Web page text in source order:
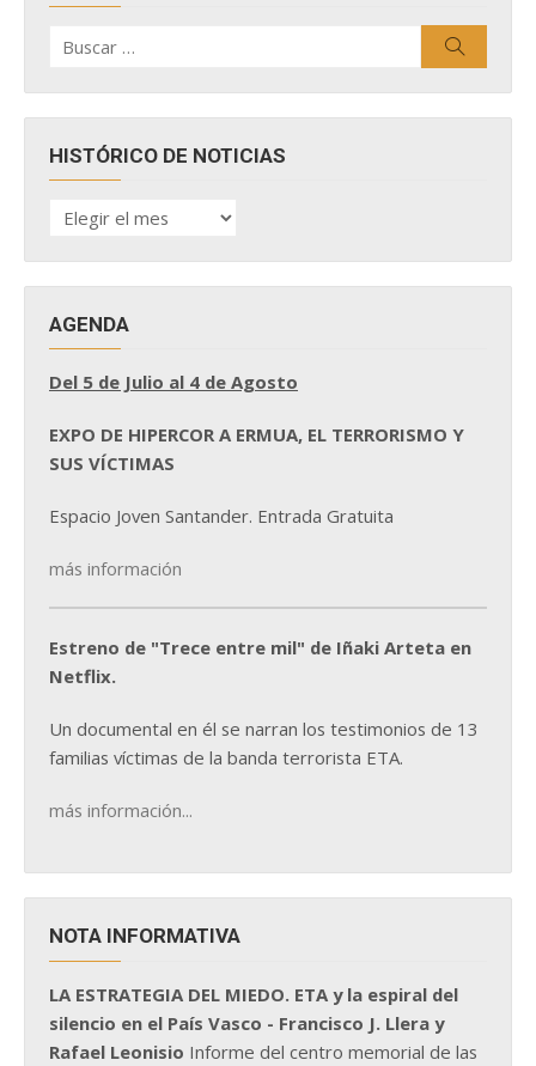
por:
HISTÓRICO DE NOTICIAS
HISTÓRICO
DE
AGENDA
Del 5 de Julio al 4 de Agosto
EXPO DE HIPERCOR A ERMUA, EL TERRORISMO Y
SUS VÍCTIMAS
Espacio Joven Santander. Entrada Gratuita
más información
Estreno de "Trece entre mil" de Iñaki Arteta en
Netflix.
Un documental en él se narran los testimonios de 13
familias víctimas de la banda terrorista ETA.
más información...
NOTA INFORMATIVA
LA ESTRATEGIA DEL MIEDO. ETA y la espiral del
silencio en el País Vasco - Francisco J. Llera y
Rafael Leonisio Informe del centro memorial de las